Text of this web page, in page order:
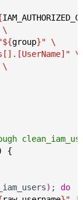
\
group}"
\
\
\
{
) ; do